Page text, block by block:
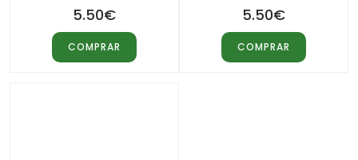
5.50€
COMPRAR
5.50€
COMPRAR